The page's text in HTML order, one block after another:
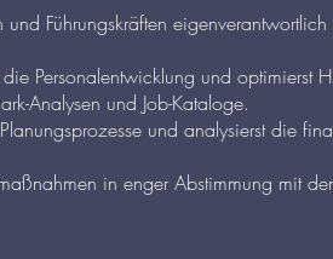
Führungskräften
Personalentwicklung und optimierst
Analysen und Job-Kataloge.
und analysierst die
in enger Abstimmung mit